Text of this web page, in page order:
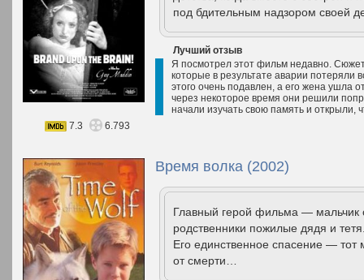
под бдительным надзором своей
Лучший отзыв
Я посмотрел этот фильм недавно.
которые в результате аварии потеряли
этого очень подавлен, а его жена ушла
через некоторое время они решили
начали изучать свою память и открыли,
7.3
6.793
Время волка (2002)
Главный герой фильма — мальчик
родственники пожилые дядя и
Его единственное спасение — тот
от смерти…